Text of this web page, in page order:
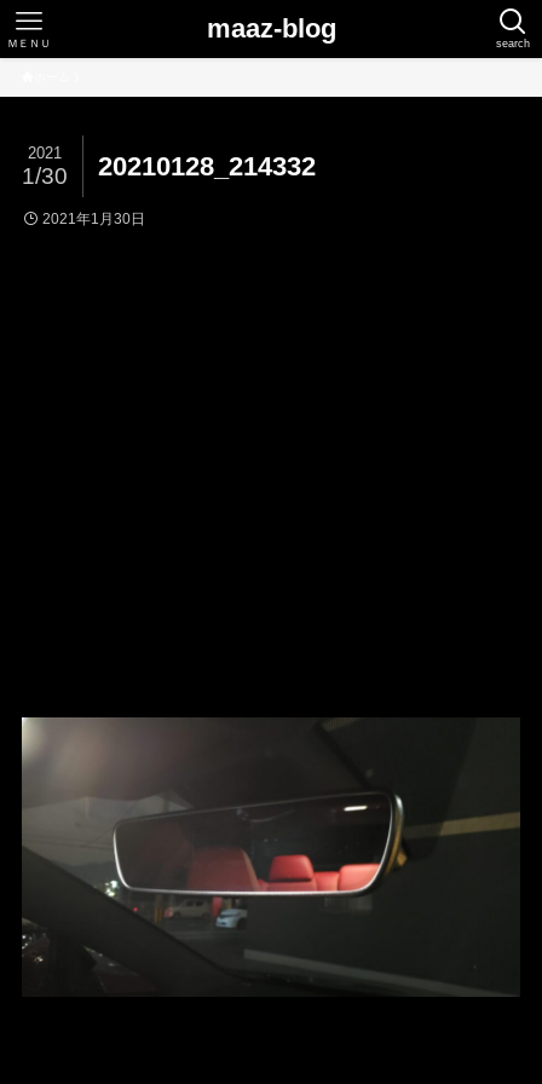
maaz-blog search
ＭＥＮＵ
20210128_214332
2021
1/30
2021年1月30日